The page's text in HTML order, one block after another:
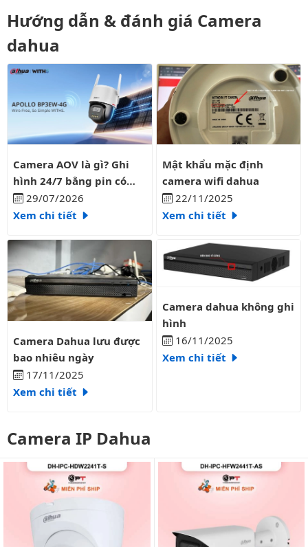
Hướng dẫn & đánh giá Camera
dahua
Camera AOV là gì? Ghi hình 24/7 bằng pin có liên tục?
Camera AOV là gì? Ghi
hình 24/7 bằng pin có
liên tục?
29/07/2026
Xem chi tiết
Mật khẩu mặc định camera
Mật khẩu mặc định
camera wifi dahua
22/11/2025
Xem chi tiết
Camera Dahua lưu được bao nhiêu ngày
Camera Dahua lưu được
bao nhiêu ngày
17/11/2025
Xem chi tiết
Camera dahua không ghi hình
Camera dahua không ghi
hình
16/11/2025
Xem chi tiết
Camera IP Dahua